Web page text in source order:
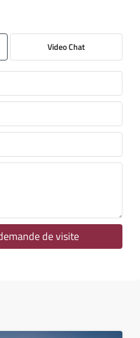
09
10
11
12
Août
Video Chat
de visite